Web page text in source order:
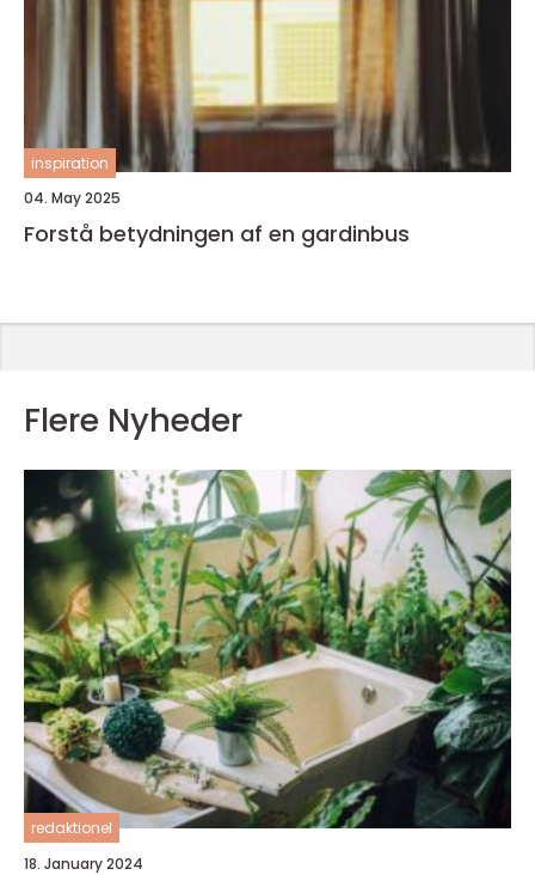
inspiration
04. May 2025
Forstå betydningen af en gardinbus
Flere Nyheder
redaktionel
18. January 2024